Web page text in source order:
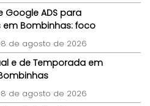
Google ADS para
em Bombinhas: foco
terceiros
de agosto de 2026
e de Temporada em
de agosto de 2026